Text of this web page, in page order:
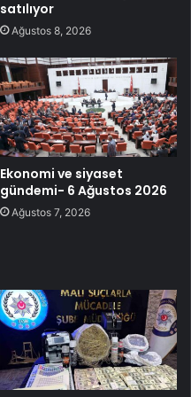
satılıyor
Ağustos 8, 2026
Ekonomi ve siyaset
gündemi- 6 Ağustos 2026
Ağustos 7, 2026